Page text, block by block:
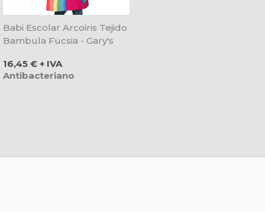
Babi Escolar Arcoiris Tejido
Bambula Fucsia - Gary's
Precio
16,45 € + IVA
Antibacteriano